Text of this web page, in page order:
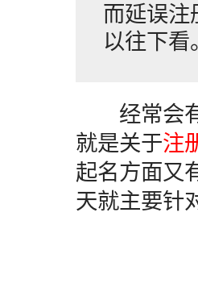
而延误注
以往下看
经常会有
就是关于注
起名方面又
天就主要针